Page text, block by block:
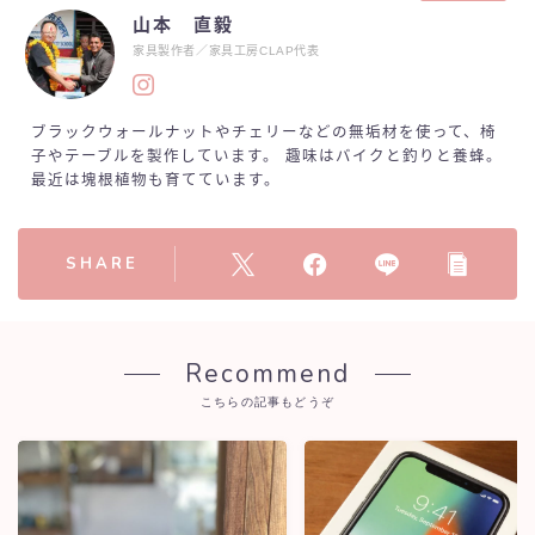
山本 直毅
家具製作者／家具工房CLAP代表
ブラックウォールナットやチェリーなどの無垢材を使って、椅
子やテーブルを製作しています。 趣味はバイクと釣りと養蜂。
最近は塊根植物も育てています。
SHARE
Recommend
こちらの記事もどうぞ